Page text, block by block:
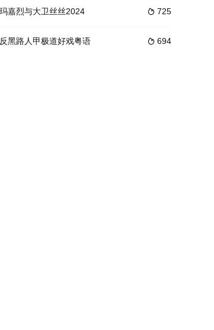
），夫妻两人各
厨神比赛输给好友金一山（欧阳震华 饰），受不了失
於自己的愛，非份
邨，满载香港情怀，是几代人的成长与回忆。剧集以
 725
玛嘉烈与大卫丝丝2024
 694
反黑路人甲极道好戏粤语